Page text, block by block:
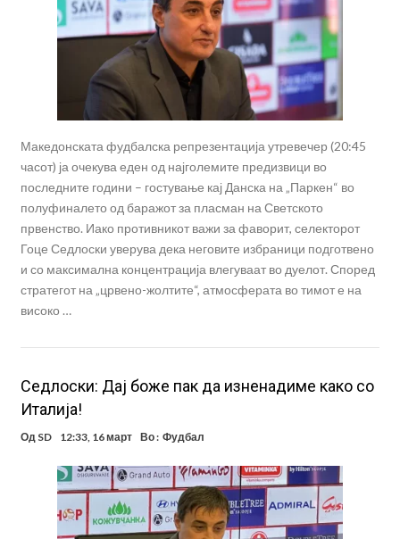
Македонската фудбалска репрезентација утревечер (20:45
часот) ја очекува еден од најголемите предизвици во
последните години – гостување кај Данска на „Паркен“ во
полуфиналето од баражот за пласман на Светското
првенство. Иако противникот важи за фаворит, селекторот
Гоце Седлоски уверува дека неговите избраници подготвено
и со максимална концентрација влегуваат во дуелот. Според
стратегот на „црвено-жолтите“, атмосферата во тимот е на
високо …
Седлоски: Дај боже пак да изненадиме како со
Италија!
Од SD 12:33, 16 март Во : Фудбал